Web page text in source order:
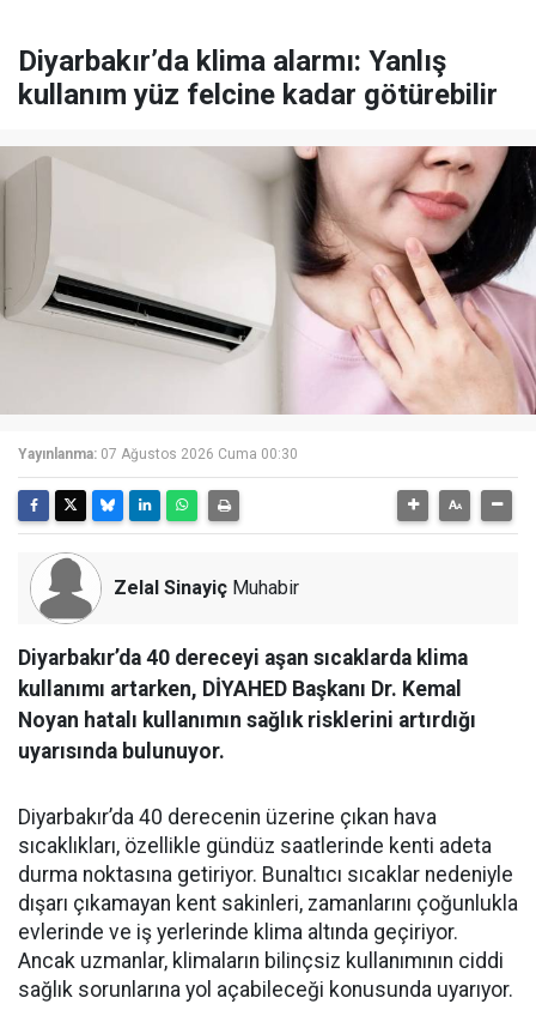
Diyarbakır’da klima alarmı: Yanlış
kullanım yüz felcine kadar götürebilir
Yayınlanma: 07 Ağustos 2026 Cuma 00:30
Zelal Sinayiç Muhabir
Diyarbakır’da 40 dereceyi aşan sıcaklarda klima
kullanımı artarken, DİYAHED Başkanı Dr. Kemal
Noyan hatalı kullanımın sağlık risklerini artırdığı
uyarısında bulunuyor.
Diyarbakır’da 40 derecenin üzerine çıkan hava
sıcaklıkları, özellikle gündüz saatlerinde kenti adeta
durma noktasına getiriyor. Bunaltıcı sıcaklar nedeniyle
dışarı çıkamayan kent sakinleri, zamanlarını çoğunlukla
evlerinde ve iş yerlerinde klima altında geçiriyor.
Ancak uzmanlar, klimaların bilinçsiz kullanımının ciddi
sağlık sorunlarına yol açabileceği konusunda uyarıyor.